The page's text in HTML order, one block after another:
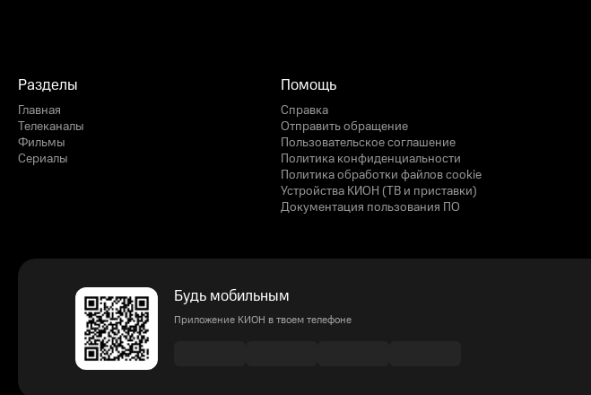
Разделы
Главная
Телеканалы
Фильмы
Сериалы
Помощь
Справка
Отправить обращение
Пользовательское соглашение
Политика конфиденциальности
Политика обработки файлов cookie
Устройства КИОН (ТВ и приставки)
Документация пользования ПО
Будь мобильным
Приложение КИОН в твоем телефоне